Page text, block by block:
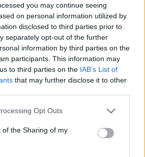
you may continue seeing
on personal information utilized by
disclosed to third parties prior to
separately opt-out of the further
information by third parties on the
participants. This information may
to third parties on the IAB’s List of
that may further disclose it to other
app uses one or more Google
or usage behaviour. You may click to
to Google and its third-party tags to
specified purposes in below Google
Opt Outs
of the Sharing of my
στους Ευζώνους – Η μεγάλη
(Video)